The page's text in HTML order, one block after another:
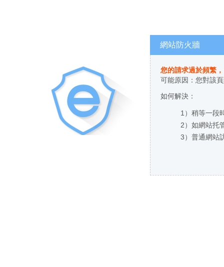
網站防火牆
您的請求過於頻繁
可能原因：您對
如何解決：
1）稍等一段時
2）如網站托管
3）普通網站訪